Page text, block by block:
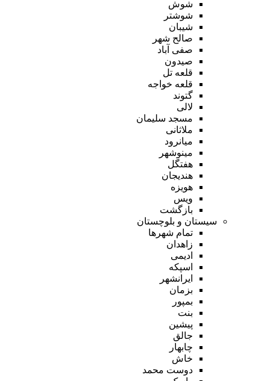
شوش
شوشتر
شیبان
صالح شهر
صفی آباد
صیدون
قلعه تل
قلعه خواجه
گتوند
لالی
مسجد سلیمان
ملاثانی
میانرود
مینوشهر
هفتگل
هندیجان
هویزه
ویس
بازگشت
سیستان و بلوچستان
تمام شهر‌ها
زاهدان
ادیمی
اسپکه
ایرانشهر
بزمان
بمپور
بنت
پیشین
جالق
چابهار
خاش
دوست محمد